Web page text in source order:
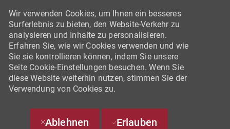
Wir verwenden Cookies, um Ihnen ein besseres
Surferlebnis zu bieten, den Website-Verkehr zu
analysieren und Inhalte zu personalisieren.
Erfahren Sie, wie wir Cookies verwenden und wie
Sie sie kontrollieren können, indem Sie unsere
Seite Cookie-Einstellungen besuchen. Wenn Sie
diese Website weiterhin nutzen, stimmen Sie der
Verwendung von Cookies zu.
Ablehnen Erlauben